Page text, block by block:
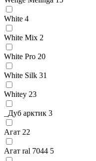
White 4
White Mix 2
White Pro 20
White Silk 31
Whitey 23
_Дуб арктик 3
Агат 22
Агат ral 7044 5